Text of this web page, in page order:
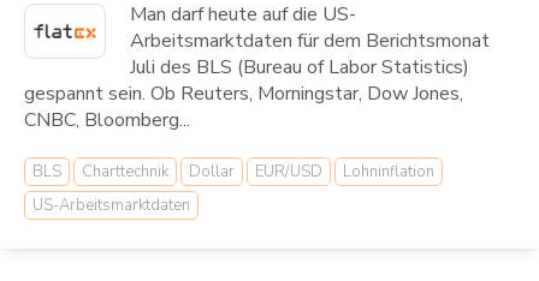
Man darf heute auf die US-
Arbeitsmarktdaten für dem Berichtsmonat
Juli des BLS (Bureau of Labor Statistics)
gespannt sein. Ob Reuters, Morningstar, Dow Jones,
CNBC, Bloomberg...
BLS Charttechnik Dollar EUR/USD
Lohninflation
US-Arbeitsmarktdaten